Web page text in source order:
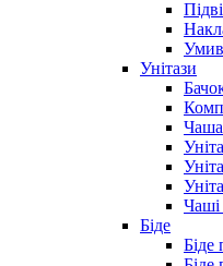
Унітази
Чаша
Чаші
Біде
Біде